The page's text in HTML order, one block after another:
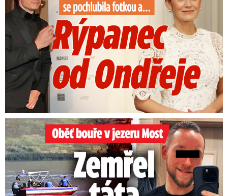
Oběť bouře v jezeru Most: Zemřel táta Dominik (†28)